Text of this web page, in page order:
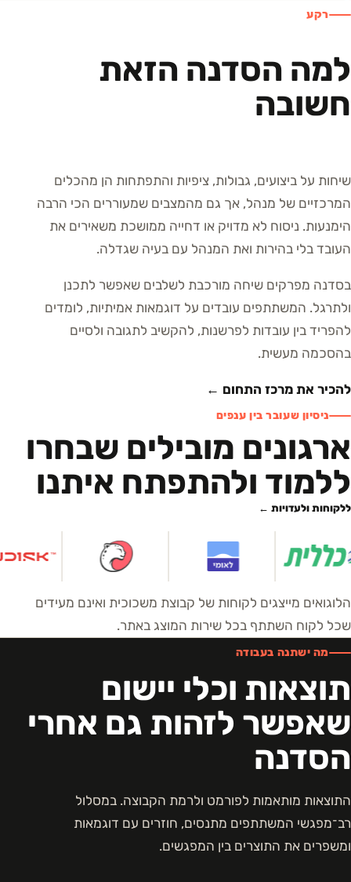
רקע
למה הסדנה הזאת
חשובה
שיחות על ביצועים, גבולות, ציפיות והתפתחות הן מהכלים
המרכזיים של מנהל, אך גם מהמצבים שמעוררים הכי הרבה
הימנעות. ניסוח לא מדויק או דחייה ממושכת משאירים את
העובד בלי בהירות ואת המנהל עם בעיה שגדלה.
בסדנה מפרקים שיחה מורכבת לשלבים שאפשר לתכנן
ולתרגל. המשתתפים עובדים על דוגמאות אמיתיות, לומדים
להפריד בין עובדות לפרשנות, להקשיב לתגובה ולסיים
בהסכמה מעשית.
להכיר את מרכז התחום ←
ניסיון שעובר בין ענפים
ארגונים מובילים שבחרו
ללמוד ולהתפתח איתנו
ללקוחות ולעדויות ←
הלוגואים מייצגים לקוחות של קבוצת משכוכית ואינם מעידים
שכל לקוח השתתף בכל שירות המוצג באתר.
מה ישתנה בעבודה
תוצאות וכלי יישום
שאפשר לזהות גם אחרי
הסדנה
התוצאות מותאמות לפורמט ולרמת הקבוצה. במסלול
רב־מפגשי המשתתפים מתנסים, חוזרים עם דוגמאות
ומשפרים את התוצרים בין המפגשים.